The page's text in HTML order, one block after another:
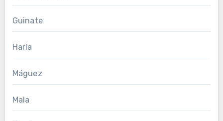
Guinate
Haría
Máguez
Mala